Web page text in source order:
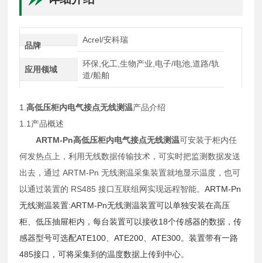
品牌
Acrel/安科瑞
应用领域
环保,化工,生物产业,电子/电池,道路/轨
道/船舶
1.高低压柜内电气接点无线测温产品介绍
1.1产品概述
ARTM-Pn高低压柜内电气接点无线测温可安装于柜内任
何发热点上，利用无线数据传输技术，可实时把监测数据发送
出去，通过 ARTM-Pn 无线测温采集装置就地显示温度，也可
以通过装置的 RS485 接口互联组网实现远程智能。ARTM-Pn
无线测温装置:ARTM-Pn无线测温装置可以单独安装在高压
柜、低压抽屉柜内，每台装置可以接收18个传感器的数据，传
感器型号可选配ATE100、ATE200、ATE300。装置带有一路
485接口，可将采集到的温度数据上传到中心。